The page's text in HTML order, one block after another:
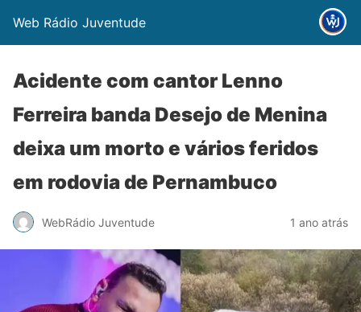
Web Rádio Juventude
Acidente com cantor Lenno
Ferreira banda Desejo de Menina
deixa um morto e vários feridos
em rodovia de Pernambuco
WebRádio Juventude 1 ano atrás